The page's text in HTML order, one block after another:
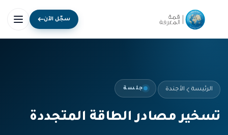
سجّل الآن
الرئيسة الأجندة جلسة
تسخير مصادر الطاقة المتجددة